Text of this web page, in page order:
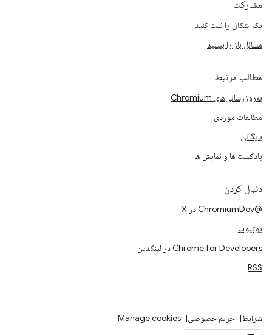
مشارکت
یک اشکال را ثبت کنید
مسائل باز را ببینید
مطالب مرتبط
به‌روزرسانی‌های Chromium
مطالعات موردی
بایگانی
پادکست ها و نمایش ها
دنبال کردن
@ChromiumDev در X
یوتیوب
Chrome for Developers در لینکدین
RSS
شرایط حریم خصوصی Manage cookies